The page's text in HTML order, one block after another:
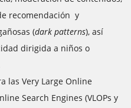
recomendación y
(dark patterns), así
dirigida a niños o
las Very Large Online
Search Engines (VLOPs y